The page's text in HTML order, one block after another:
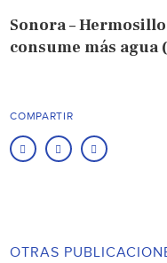
Sonora –
consume más agua
COMPARTIR
OTRAS